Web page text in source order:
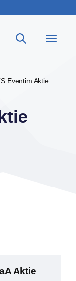
Eventim Aktie
Aktie